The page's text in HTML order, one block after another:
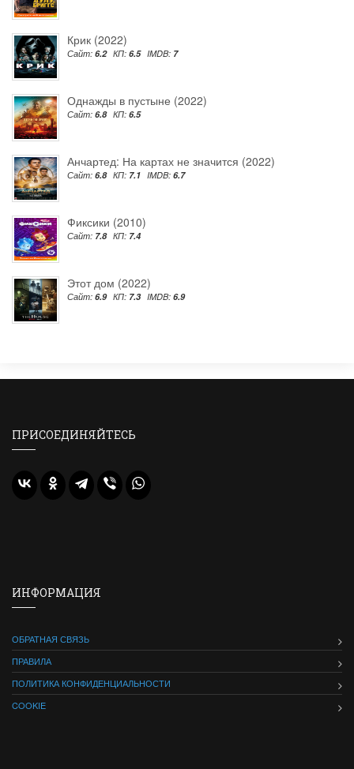
Крик (2022)
Сайт: 6.2 КП: 6.5 IMDB: 7
Однажды в пустыне (2022)
Сайт: 6.8 КП: 6.5
Анчартед: На картах не значится (2022)
Сайт: 6.8 КП: 7.1 IMDB: 6.7
Фиксики (2010)
Сайт: 7.8 КП: 7.4
Этот дом (2022)
Сайт: 6.9 КП: 7.3 IMDB: 6.9
ПРИСОЕДИНЯЙТЕСЬ
ИНФОРМАЦИЯ
ОБРАТНАЯ СВЯЗЬ
ПРАВИЛА
ПОЛИТИКА КОНФИДЕНЦИАЛЬНОСТИ
COOKIE